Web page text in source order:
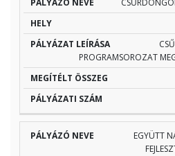
PROGRAMSOROZAT
EGYÜTT